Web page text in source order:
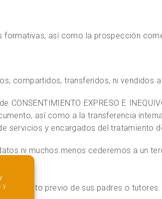
y
formativas, así como la prospección
compartidos, transferidos, ni vendidos
EXPRESO E
así como a la transferencia
servicios y encargados del tratamiento
ni muchos menos cederemos a un
previo de sus padres o tutores.